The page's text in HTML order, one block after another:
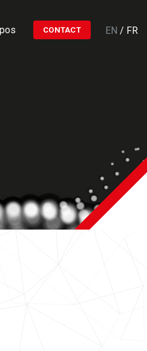
CONTACT EN / FR